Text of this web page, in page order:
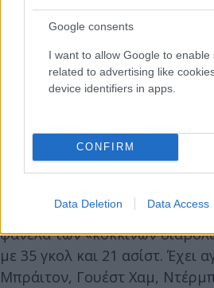
Google consents
I want to allow Google to enable
related to advertising like
device identifiers in apps.
CONFIRM
Data Deletion Data Access
Μάντσεστερ Γιουνάιτεντ,
φανέλα των «κόκκινων
με 35 γκολ και 21 ασίστ. Έχει
Μπράιτον, Γουέστ Χαμ,